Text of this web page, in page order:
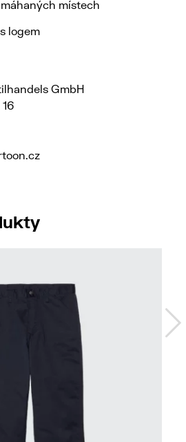
místech
logem
GmbH